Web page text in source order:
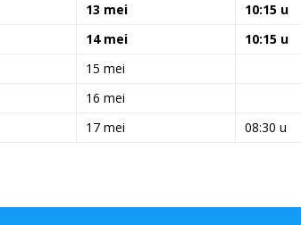
13 mei 10:15 u
14 mei 10:15 u
15 mei
16 mei
17 mei 08:30 u